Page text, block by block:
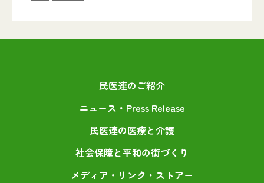
民医連のご紹介
ニュース・Press Release
民医連の医療と介護
社会保障と平和の街づくり
メディア・リンク・ストアー